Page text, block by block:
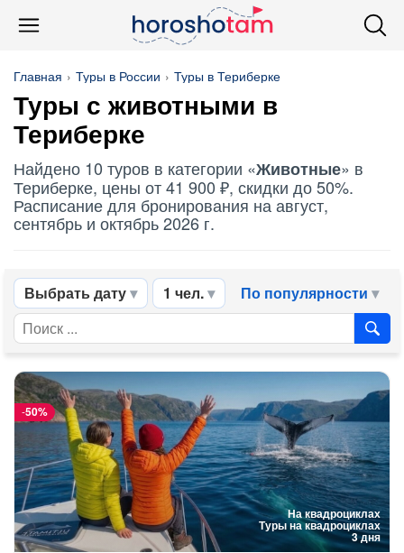
Главная Туры в России Туры в Териберке
Туры с животными в
Териберке
Найдено 10 туров в категории «Животные» в
Териберке, цены от 41 900 ₽, скидки до 50%.
Расписание для бронирования на август,
сентябрь и октябрь 2026 г.
Выбрать дату 1 чел. По популярности
На квадроциклах
Туры на квадроциклах
3 дня
-50%